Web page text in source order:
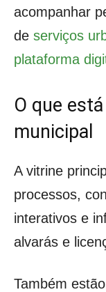
acompanhar
de serviços
plataforma
O que
municipal
A vitrine
processos,
interativos e
alvarás e
Também